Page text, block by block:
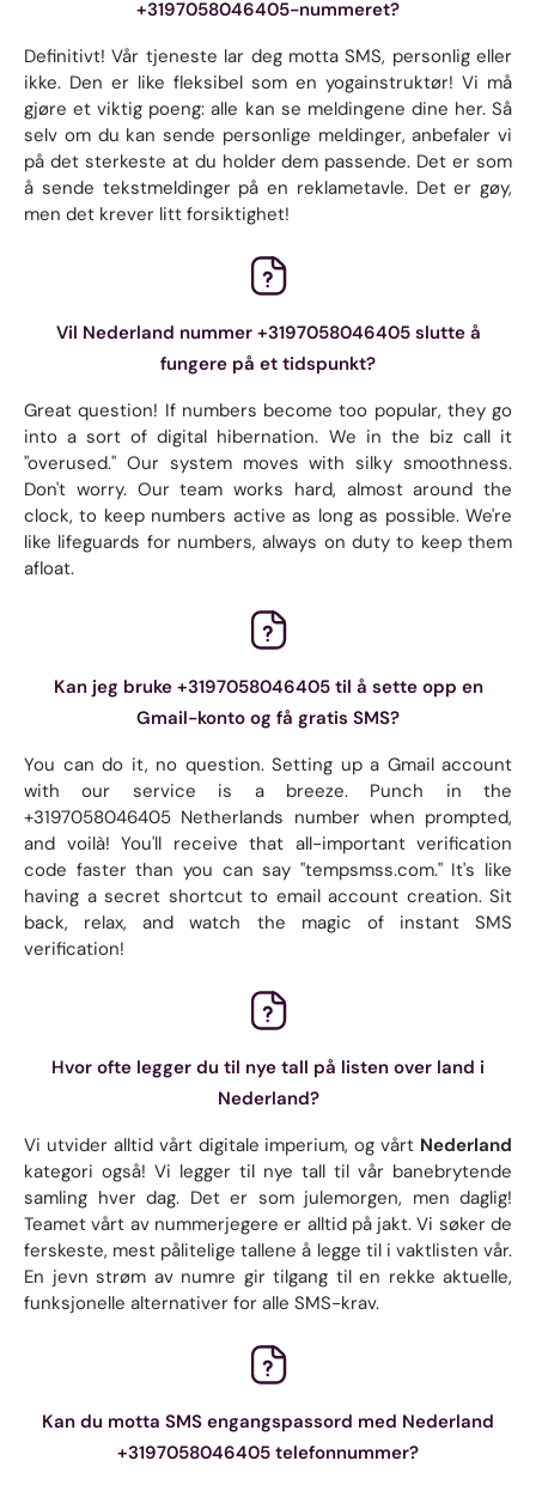
+3197058046405-nummeret?
Definitivt! Vår tjeneste lar deg motta SMS, personlig eller
ikke. Den er like fleksibel som en yogainstruktør! Vi må
gjøre et viktig poeng: alle kan se meldingene dine her. Så
selv om du kan sende personlige meldinger, anbefaler vi
på det sterkeste at du holder dem passende. Det er som
å sende tekstmeldinger på en reklametavle. Det er gøy,
men det krever litt forsiktighet!
Vil Nederland nummer +3197058046405 slutte å
fungere på et tidspunkt?
Great question! If numbers become too popular, they go
into a sort of digital hibernation. We in the biz call it
"overused." Our system moves with silky smoothness.
Don't worry. Our team works hard, almost around the
clock, to keep numbers active as long as possible. We're
like lifeguards for numbers, always on duty to keep them
afloat.
Kan jeg bruke +3197058046405 til å sette opp en
Gmail-konto og få gratis SMS?
You can do it, no question. Setting up a Gmail account
with our service is a breeze. Punch in the
+3197058046405 Netherlands number when prompted,
and voilà! You'll receive that all-important verification
code faster than you can say "tempsmss.com." It's like
having a secret shortcut to email account creation. Sit
back, relax, and watch the magic of instant SMS
verification!
Hvor ofte legger du til nye tall på listen over land i
Nederland?
Vi utvider alltid vårt digitale imperium, og vårt Nederland
kategori også! Vi legger til nye tall til vår banebrytende
samling hver dag. Det er som julemorgen, men daglig!
Teamet vårt av nummerjegere er alltid på jakt. Vi søker de
ferskeste, mest pålitelige tallene å legge til i vaktlisten vår.
En jevn strøm av numre gir tilgang til en rekke aktuelle,
funksjonelle alternativer for alle SMS-krav.
Kan du motta SMS engangspassord med Nederland
+3197058046405 telefonnummer?